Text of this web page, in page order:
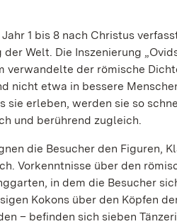
1 bis 8 nach Christus
Welt. Die Inszenierung
verwandelte der römische
nicht etwa in bessere
sie erleben, werden sie so
und berührend zugleich.
die Besucher den Figuren,
Vorkenntnisse über den
in dem die Besucher
Kokons über den Köpfen
– befinden sich sieben